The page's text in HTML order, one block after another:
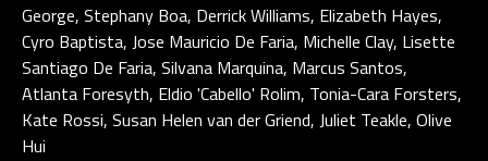
George, Stephany Boa, Derrick Williams, Elizabeth Hayes,
Cyro Baptista, Jose Mauricio De Faria, Michelle Clay, Lisette
Santiago De Faria, Silvana Marquina, Marcus Santos,
Atlanta Foresyth, Eldio 'Cabello' Rolim, Tonia-Cara Forsters,
Kate Rossi, Susan Helen van der Griend, Juliet Teakle, Olive
Hui